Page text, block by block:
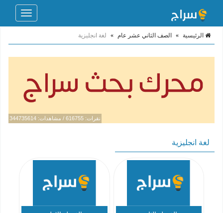
Toggle
الرئيسية » الصف الثاني عشر عام » لغة انجليزية
نقرات: 616755 / مشاهدات: 344735614
لغة انجليزية